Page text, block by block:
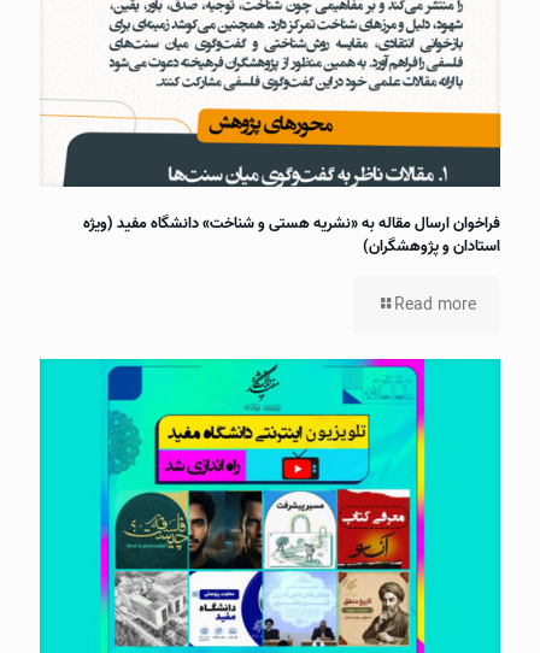
فراخوان ارسال مقاله به «نشریه هستی و شناخت» دانشگاه مفید (ویژه
استادان و پژوهشگران)
Read more